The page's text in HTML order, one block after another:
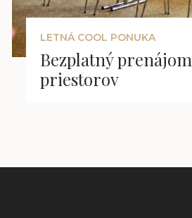
LETNÁ COOL PONUKA
Bezplatný prenájom
priestorov